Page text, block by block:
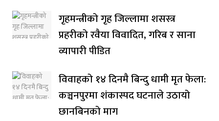
गृहमन्त्रीको गृह जिल्लामा शसस्त्र
प्रहरीको रवैया विवादित, गरिब र साना
व्यापारी पीडित
विवाहको १४ दिनमै बिन्दु धामी मृत फेला:
कञ्चनपुरमा शंकास्पद घटनाले उठायो
छानबिनको माग